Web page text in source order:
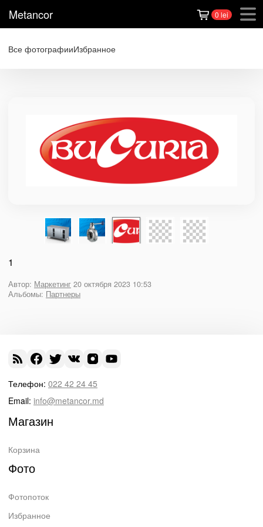
Metancor 0 lei
Все фотографииИзбранное
1
Автор: Маркетинг 20 октября 2023 10:53
Альбомы: Партнеры
Телефон: 022 42 24 45
Email: info@metancor.md
Магазин
Корзина
Фото
Фотопоток
Избранное